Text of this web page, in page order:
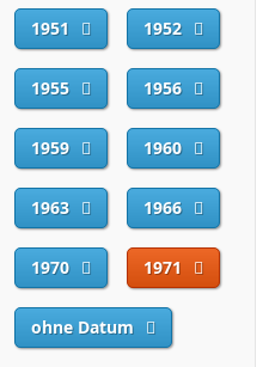
1951 1952
1955 1956
1959 1960
1963 1966
1970 1971
ohne Datum